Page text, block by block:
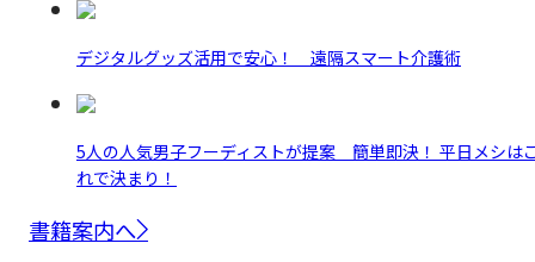
デジタルグッズ活用で安心！ 遠隔スマート介護術
5人の人気男子フーディストが提案 簡単即決！ 平日メシは
れで決まり！
書籍案内へ